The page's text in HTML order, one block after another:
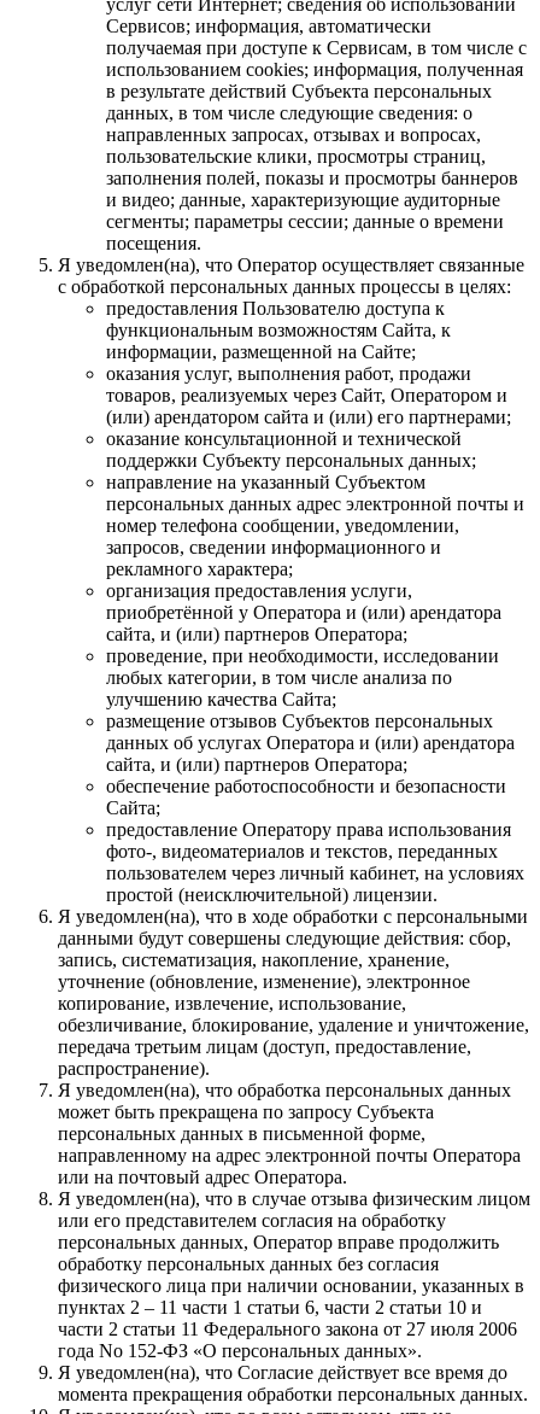
Сервисов; информация, автоматически
получаемая при доступе к Сервисам, в том числе с
использованием cookies; информация, полученная
в результате действий Субъекта персональных
данных, в том числе следующие сведения: о
направленных запросах, отзывах и вопросах,
пользовательские клики, просмотры страниц,
заполнения полей, показы и просмотры баннеров
и видео; данные, характеризующие аудиторные
сегменты; параметры сессии; данные о времени
посещения.
Я уведомлен(на), что Оператор осуществляет связанные
с обработкой персональных данных процессы в целях:
предоставления Пользователю доступа к
функциональным возможностям Сайта, к
информации, размещенной на Сайте;
оказания услуг, выполнения работ, продажи
товаров, реализуемых через Сайт, Оператором и
(или) арендатором сайта и (или) его партнерами;
оказание консультационной и технической
поддержки Субъекту персональных данных;
направление на указанный Субъектом
персональных данных адрес электронной почты и
номер телефона сообщении, уведомлении,
запросов, сведении информационного и
рекламного характера;
организация предоставления услуги,
приобретённой у Оператора и (или) арендатора
сайта, и (или) партнеров Оператора;
проведение, при необходимости, исследовании
любых категории, в том числе анализа по
улучшению качества Сайта;
размещение отзывов Субъектов персональных
данных об услугах Оператора и (или) арендатора
сайта, и (или) партнеров Оператора;
обеспечение работоспособности и безопасности
Сайта;
предоставление Оператору права использования
фото-, видеоматериалов и текстов, переданных
пользователем через личный кабинет, на условиях
простой (неисключительной) лицензии.
Я уведомлен(на), что в ходе обработки с персональными
данными будут совершены следующие действия: сбор,
запись, систематизация, накопление, хранение,
уточнение (обновление, изменение), электронное
копирование, извлечение, использование,
обезличивание, блокирование, удаление и уничтожение,
передача третьим лицам (доступ, предоставление,
распространение).
Я уведомлен(на), что обработка персональных данных
может быть прекращена по запросу Субъекта
персональных данных в письменной форме,
направленному на адрес электронной почты Оператора
или на почтовый адрес Оператора.
Я уведомлен(на), что в случае отзыва физическим лицом
или его представителем согласия на обработку
персональных данных, Оператор вправе продолжить
обработку персональных данных без согласия
физического лица при наличии основании, указанных в
пунктах 2 – 11 части 1 статьи 6, части 2 статьи 10 и
части 2 статьи 11 Федерального закона от 27 июля 2006
года No 152-ФЗ «О персональных данных».
Я уведомлен(на), что Согласие действует все время до
момента прекращения обработки персональных данных.